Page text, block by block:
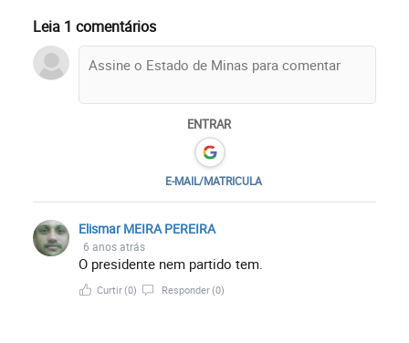
Leia 1 comentários
ENTRAR
E-MAIL/MATRICULA
Elismar MEIRA PEREIRA
6 anos atrás
O presidente nem partido tem.
Curtir(0) Responder(0)